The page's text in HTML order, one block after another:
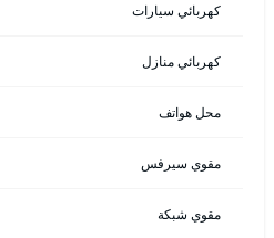
كهربائي سيارات
كهربائي منازل
محل هواتف
مقوي سيرفس
مقوي شبكة